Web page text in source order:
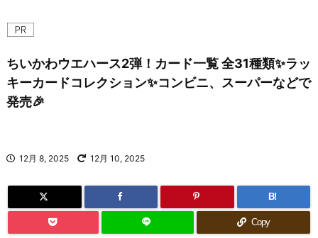
ちいかわウエハース2弾！カード一覧 全31種類✨ラッ
キーカードコレクション✨コンビニ、スーパーなどで
発売🎉
12月 8, 2025 12月 10, 2025
B!
Copy